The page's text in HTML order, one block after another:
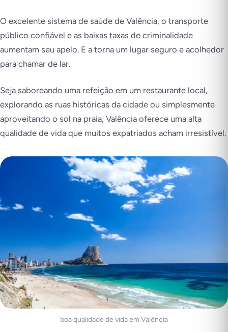
O excelente sistema de saúde de Valência, o transporte
público confiável e as baixas taxas de criminalidade
aumentam seu apelo. E a torna um lugar seguro e acolhedor
para chamar de lar.
Seja saboreando uma refeição em um restaurante local,
explorando as ruas históricas da cidade ou simplesmente
aproveitando o sol na praia, Valência oferece uma alta
qualidade de vida que muitos expatriados acham irresistível.
boa qualidade de vida em Valência